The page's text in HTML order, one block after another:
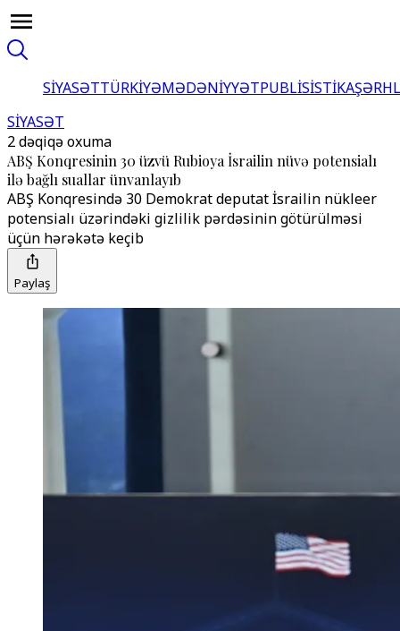
SİYASƏTTÜRKİYƏMƏDƏNİYYƏTPUBLİSİSTİKA
SİYASƏT
2 dəqiqə oxuma
ABŞ Konqresinin 30 üzvü Rubioya İsrailin nüvə potensialı
ilə bağlı suallar ünvanlayıb
ABŞ Konqresində 30 Demokrat deputat İsrailin nükleer
potensialı üzərindəki gizlilik pərdəsinin götürülməsi
üçün hərəkətə keçib
Paylaş